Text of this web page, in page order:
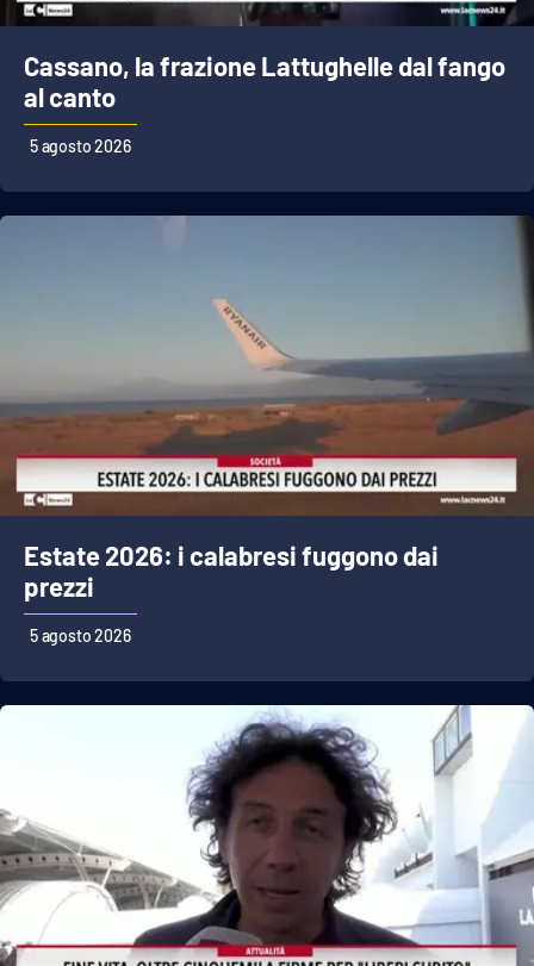
Cassano, la frazione Lattughelle dal fango
al canto
5 agosto 2026
Estate 2026: i calabresi fuggono dai
prezzi
5 agosto 2026